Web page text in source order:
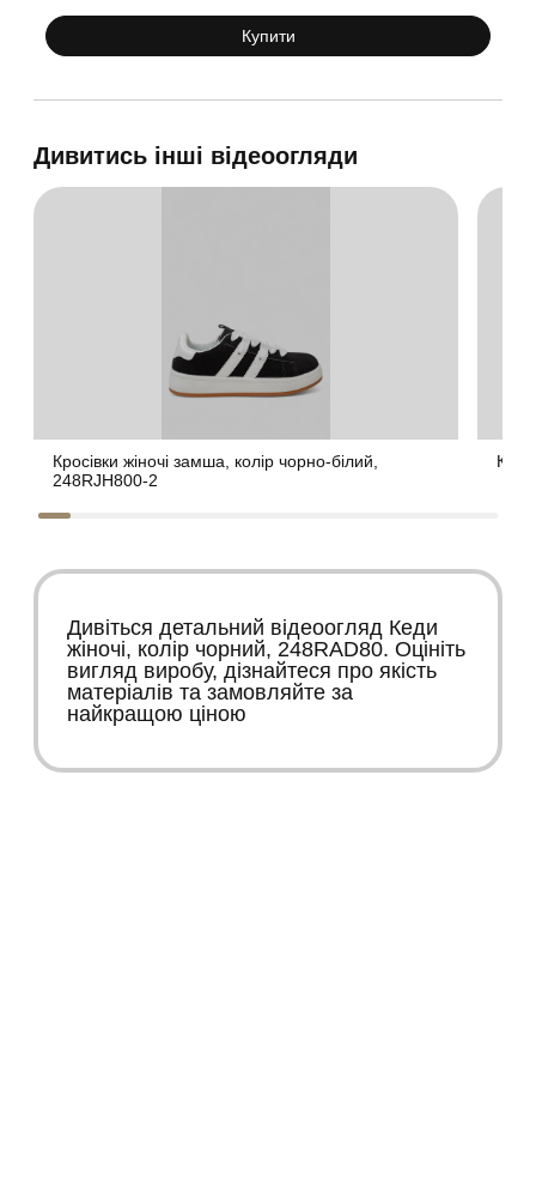
Купити
Дивитись інші відеоогляди
Кросівки жіночі замша, колір чорно-білий,
248RJH800-2
Дивіться детальний відеоогляд Кеди
жіночі, колір чорний, 248RAD80. Оцініть
вигляд виробу, дізнайтеся про якість
матеріалів та замовляйте за
найкращою ціною